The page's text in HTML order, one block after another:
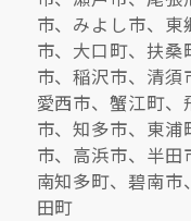
市、みよし市、東
市、大口町、扶桑
市、稲沢市、清須
愛西市、蟹江町、
市、知多市、東
市、高浜市、半田
南知多町、碧南
田町